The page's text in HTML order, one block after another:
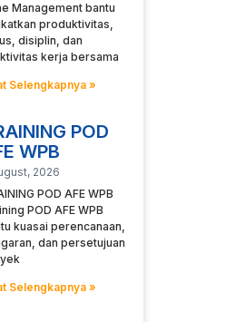
Management bantu
produktivitas,
disiplin, dan
kerja bersama
Selengkapnya »
POD
WPB
2026
POD AFE WPB
POD AFE WPB
kuasai perencanaan,
dan persetujuan
Selengkapnya »